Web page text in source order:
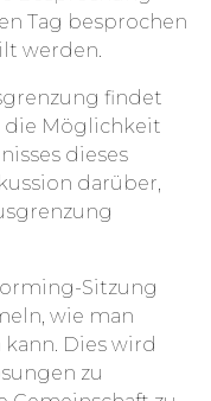
Tag besprochen
werden.
findet
die Möglichkeit
dieses
darüber,
Sitzung
wie man
Dies wird
zu